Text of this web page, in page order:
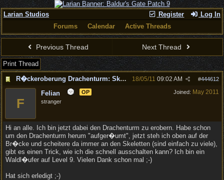
Register Log In
Larian Studios
Forums
Calendar Active Threads
Previous Thread Next Thread
Print Thread
R�ckeroberung Drachenturm: Skelette auf der Br�cke
#444612
18/05/11 09:02 AM
Joined: May 2011
F
Felian
OP
stranger
Hi an alle. Ich bin jetzt dabei den Drachenturm zu erobern. Habe schon
um den Drachenturm herum "aufger�umt", jetzt steh ich oben auf der
Br�cke und scheitere da immer an den Skeletten (sind einfach zu viele),
gibt es einen Trick, wie ich die schnell ausschalten kann? Ich bin ein
Waldl�ufer auf Level 9. Vielen Dank schon mal ;-)
Hat sich erledigt ;-)